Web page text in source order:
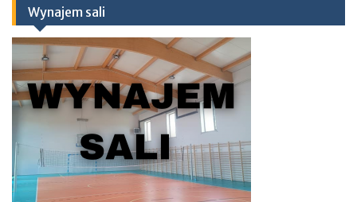
Wynajem sali